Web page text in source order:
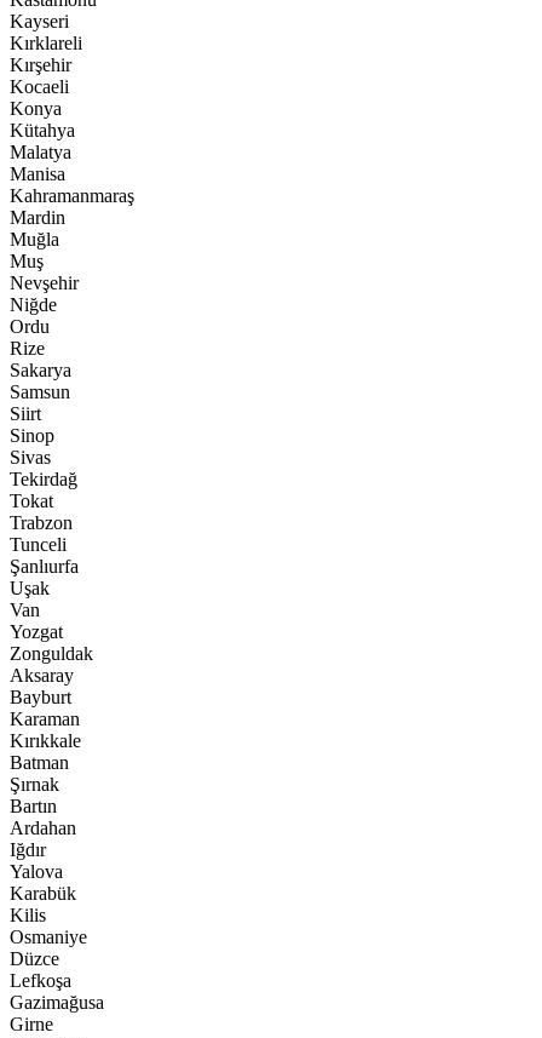
Kayseri
Kırklareli
Kırşehir
Kocaeli
Konya
Kütahya
Malatya
Manisa
Kahramanmaraş
Mardin
Muğla
Muş
Nevşehir
Niğde
Ordu
Rize
Sakarya
Samsun
Siirt
Sinop
Sivas
Tekirdağ
Tokat
Trabzon
Tunceli
Şanlıurfa
Uşak
Van
Yozgat
Zonguldak
Aksaray
Bayburt
Karaman
Kırıkkale
Batman
Şırnak
Bartın
Ardahan
Iğdır
Yalova
Karabük
Kilis
Osmaniye
Düzce
Lefkoşa
Gazimağusa
Girne